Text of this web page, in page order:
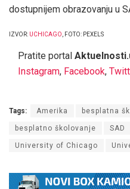
dostupnijem obrazovanju u
IZVOR: UCHICAGO , FOTO: PEXELS
Pratite portal
Instagram, Facebook,
Tags: Amerika besplatna
besplatno školovanje SAD
University of Chicago